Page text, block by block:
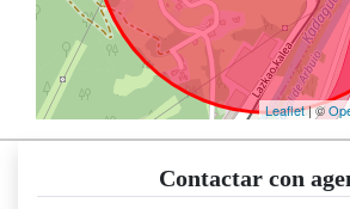
Leaflet| ©
Contactar con